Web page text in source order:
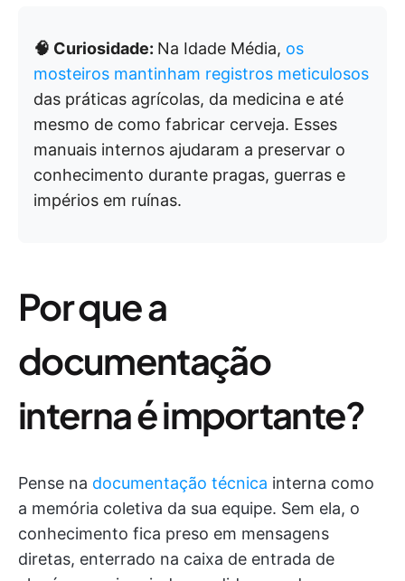
🧠 Curiosidade: Na Idade Média, os
mosteiros mantinham registros meticulosos
das práticas agrícolas, da medicina e até
mesmo de como fabricar cerveja. Esses
manuais internos ajudaram a preservar o
conhecimento durante pragas, guerras e
impérios em ruínas.
Por que a
documentação
interna é importante?
Pense na documentação técnica interna como
a memória coletiva da sua equipe. Sem ela, o
conhecimento fica preso em mensagens
diretas, enterrado na caixa de entrada de